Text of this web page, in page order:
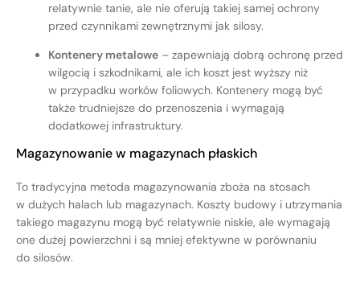
relatywnie tanie, ale nie oferują takiej samej ochrony
przed czynnikami zewnętrznymi jak silosy.
Kontenery metalowe – zapewniają dobrą ochronę przed
wilgocią i szkodnikami, ale ich koszt jest wyższy niż
w przypadku worków foliowych. Kontenery mogą być
także trudniejsze do przenoszenia i wymagają
dodatkowej infrastruktury.
Magazynowanie w magazynach płaskich
To tradycyjna metoda magazynowania zboża na stosach
w dużych halach lub magazynach. Koszty budowy i utrzymania
takiego magazynu mogą być relatywnie niskie, ale wymagają
one dużej powierzchni i są mniej efektywne w porównaniu
do silosów.